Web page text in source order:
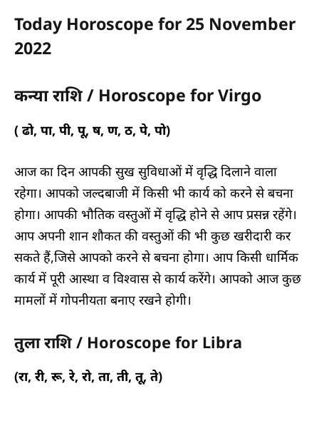
Today Horoscope for 25 November
2022
कन्या राशि / Horoscope for Virgo
( ढो, पा, पी, पू, ष, ण, ठ, पे, पो)
आज का दिन आपकी सुख सुविधाओं में वृद्धि दिलाने वाला
रहेगा। आपको जल्दबाजी में किसी भी कार्य को करने से बचना
होगा। आपकी भौतिक वस्तुओं में वृद्धि होने से आप प्रसन्न रहेंगे।
आप अपनी शान शौकत की वस्तुओं की भी कुछ खरीदारी कर
सकते हैं,जिसे आपको करने से बचना होगा। आप किसी धार्मिक
कार्य में पूरी आस्था व विश्वास से कार्य करेंगे। आपको आज कुछ
मामलों में गोपनीयता बनाए रखने होगी।
तुला राशि / Horoscope for Libra
(रा, री, रू, रे, रो, ता, ती, तू, ते)